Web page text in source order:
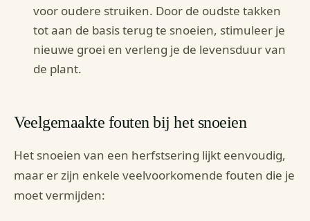
voor oudere struiken. Door de oudste takken
tot aan de basis terug te snoeien, stimuleer je
nieuwe groei en verleng je de levensduur van
de plant.
Veelgemaakte fouten bij het snoeien
Het snoeien van een herfstsering lijkt eenvoudig,
maar er zijn enkele veelvoorkomende fouten die je
moet vermijden: